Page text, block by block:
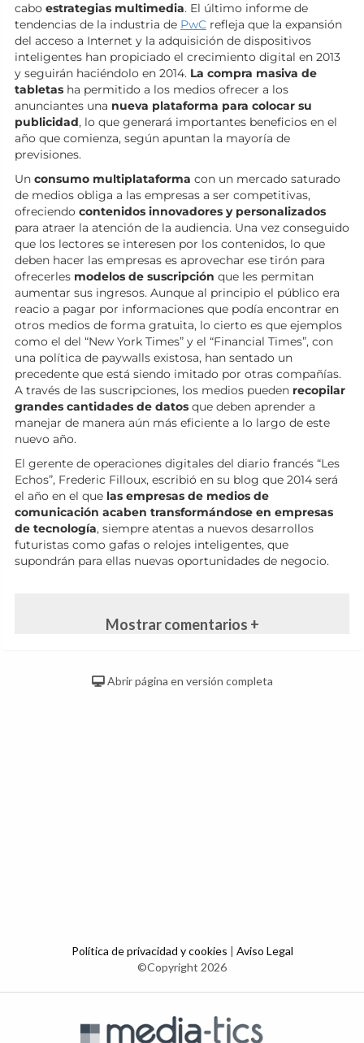
cabo estrategias multimedia. El último informe de
tendencias de la industria de PwC refleja que la expansión
del acceso a Internet y la adquisición de dispositivos
inteligentes han propiciado el crecimiento digital en 2013
y seguirán haciéndolo en 2014. La compra masiva de
tabletas ha permitido a los medios ofrecer a los
anunciantes una nueva plataforma para colocar su
publicidad, lo que generará importantes beneficios en el
año que comienza, según apuntan la mayoría de
previsiones.
Un consumo multiplataforma con un mercado saturado
de medios obliga a las empresas a ser competitivas,
ofreciendo contenidos innovadores y personalizados
para atraer la atención de la audiencia. Una vez conseguido
que los lectores se interesen por los contenidos, lo que
deben hacer las empresas es aprovechar ese tirón para
ofrecerles modelos de suscripción que les permitan
aumentar sus ingresos. Aunque al principio el público era
reacio a pagar por informaciones que podía encontrar en
otros medios de forma gratuita, lo cierto es que ejemplos
como el del “New York Times” y el “Financial Times”, con
una política de paywalls existosa, han sentado un
precedente que está siendo imitado por otras compañías.
A través de las suscripciones, los medios pueden recopilar
grandes cantidades de datos que deben aprender a
manejar de manera aún más eficiente a lo largo de este
nuevo año.
El gerente de operaciones digitales del diario francés “Les
Echos”, Frederic Filloux, escribió en su blog que 2014 será
el año en el que las empresas de medios de
comunicación acaben transformándose en empresas
de tecnología, siempre atentas a nuevos desarrollos
futuristas como gafas o relojes inteligentes, que
supondrán para ellas nuevas oportunidades de negocio.
Mostrar comentarios +
Abrir página en versión completa
Política de privacidad y cookies | Aviso Legal
©Copyright 2026